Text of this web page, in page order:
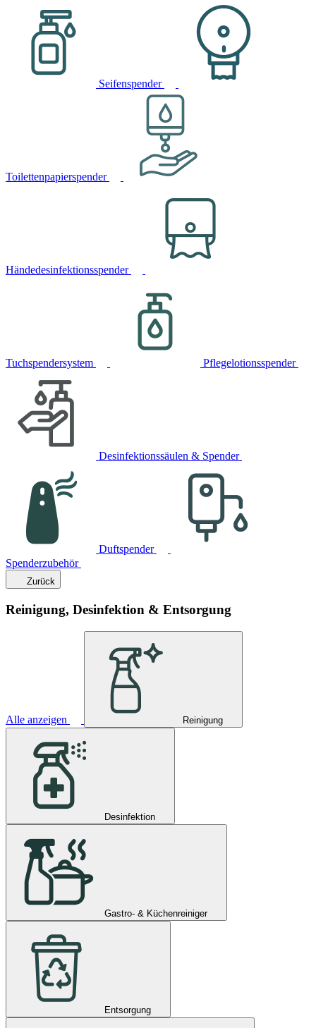
Seifenspender
Toilettenpapierspender
Händedesinfektionsspender
Tuchspendersystem Pflegelotionsspender
Desinfektionssäulen & Spender
Duftspender
Spenderzubehör
Zurück
Reinigung, Desinfektion & Entsorgung
Alle anzeigen Reinigung
Desinfektion
Gastro- & Küchenreiniger
Entsorgung